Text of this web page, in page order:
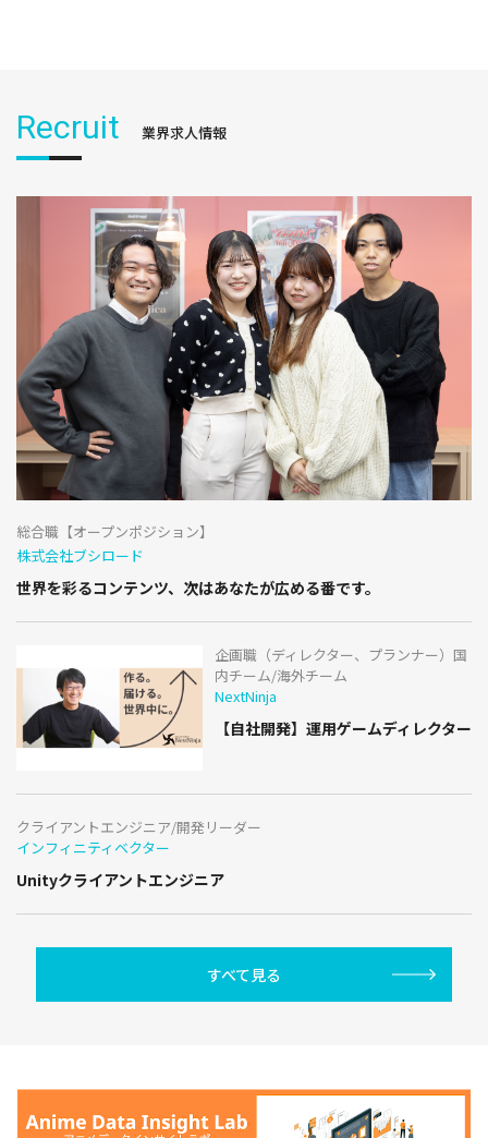
Recruit 業界求人情報
総合職【オープンポジション】
株式会社ブシロード
世界を彩るコンテンツ、次はあなたが広める番です。
企画職（ディレクター、プランナー）国
内チーム/海外チーム
NextNinja
【自社開発】運用ゲームディレクター
クライアントエンジニア/開発リーダー
インフィニティベクター
Unityクライアントエンジニア
すべて見る